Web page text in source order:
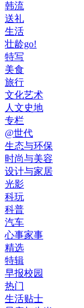
韩流
送礼
生活
壮龄go!
特写
美食
旅行
文化艺术
人文史地
专栏
@世代
生态与环保
时尚与美容
设计与家居
光影
科玩
科普
汽车
心事家事
精选
特辑
早报校园
热门
生活贴士